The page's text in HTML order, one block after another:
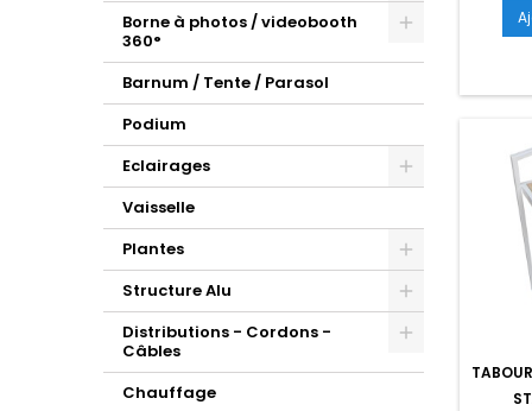
Borne à photos / videobooth
360°
Barnum / Tente / Parasol
Podium
Eclairages
Vaisselle
Plantes
Structure Alu
Distributions - Cordons -
Câbles
Chauffage